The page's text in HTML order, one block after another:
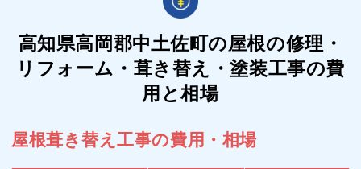
高知県高岡郡中土佐町の屋根の修理・
リフォーム・葺き替え・塗装工事の費
用と相場
屋根葺き替え工事の費用・相場